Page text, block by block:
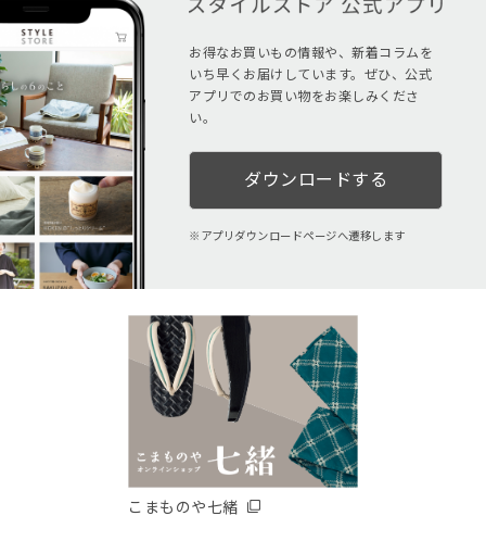
お得なお買いもの情報や、新着コラムを
いち早くお届けしています。ぜひ、公式
アプリでのお買い物をお楽しみくださ
い。
ダウンロードする
アプリダウンロードページへ遷移します
こまものや七緒